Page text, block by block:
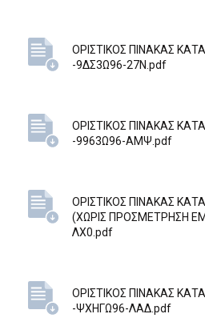
ΟΡΙΣΤΙΚΟΣ ΠΙΝΑΚΑΣ
-9ΔΣ3Ω96-27Ν.pdf
ΟΡΙΣΤΙΚΟΣ ΠΙΝΑΚΑΣ
-9963Ω96-ΑΜΨ.pdf
ΟΡΙΣΤΙΚΟΣ ΠΙΝΑΚΑΣ
(ΧΩΡΙΣ ΠΡΟΣΜΕΤΡΗΣΗ
ΛΧ0.pdf
ΟΡΙΣΤΙΚΟΣ ΠΙΝΑΚΑΣ
-ΨΧΗΓΩ96-ΛΑΔ.pdf